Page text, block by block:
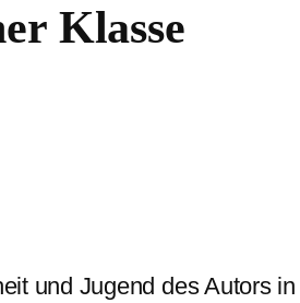
Klasse
und Jugend des Autors